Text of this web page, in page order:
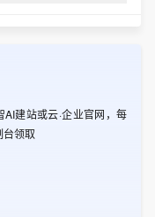
建站或云·企业官网，每
领取